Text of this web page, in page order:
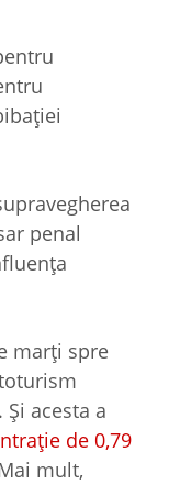
penal
marți spre
acesta a
de 0,79
mult,